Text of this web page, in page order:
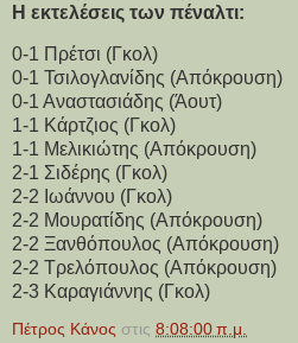
Η εκτελέσεις των πέναλτι:
0-1 Πρέτσι (Γκολ)
0-1 Τσιλογλανίδης (Απόκρουση)
0-1 Αναστασιάδης (Άουτ)
1-1 Κάρτζιος (Γκολ)
1-1 Μελικιώτης (Απόκρουση)
2-1 Σιδέρης (Γκολ)
2-2 Ιωάννου (Γκολ)
2-2 Μουρατίδης (Απόκρουση)
2-2 Ξανθόπουλος (Απόκρουση)
2-2 Τρελόπουλος (Απόκρουση)
2-3 Καραγιάννης (Γκολ)
Πέτρος Κάνος στις 8:08:00 π.μ.